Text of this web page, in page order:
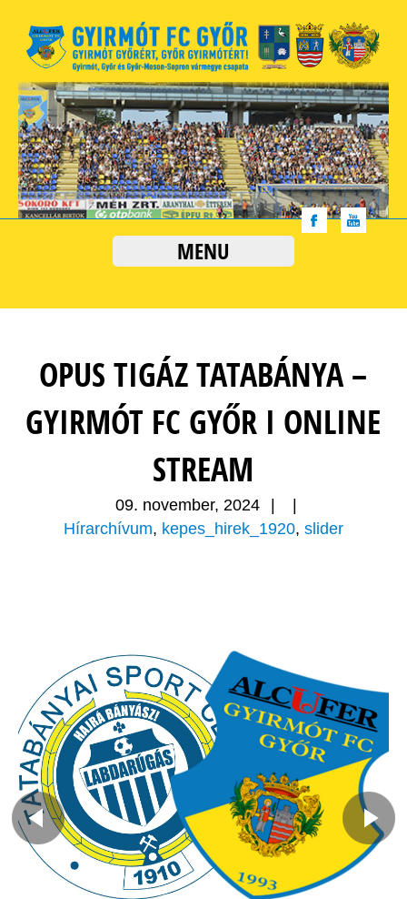
MENU
OPUS TIGÁZ TATABÁNYA –
GYIRMÓT FC GYŐR I ONLINE
STREAM
09. november, 2024
Hírarchívum, kepes_hirek_1920, slider